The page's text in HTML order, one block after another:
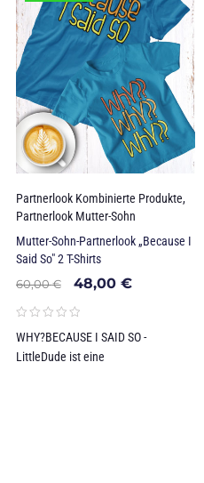
Partnerlook Kombinierte Produkte,
Partnerlook Mutter-Sohn
Mutter-Sohn-Partnerlook „Because I
Said So" 2 T-Shirts
60,00€ 48,00 €
WHY?BECAUSE I SAID SO -
LittleDude ist eine